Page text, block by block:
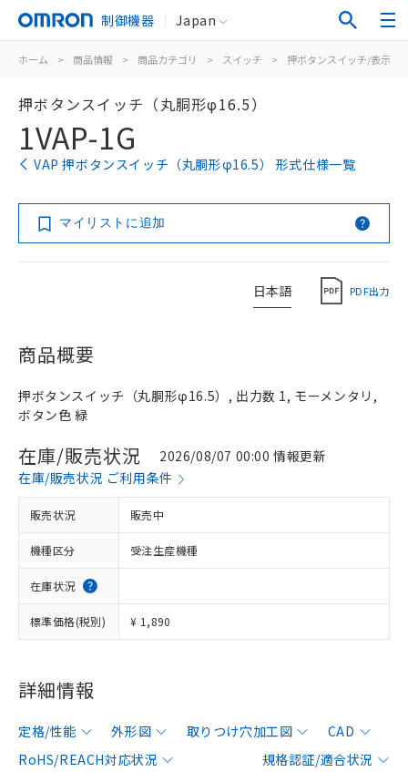
制御機器 Japan
ホーム > 商品情報 > 商品カテゴリ > スイッチ > 押ボタンスイッチ/表示灯
押ボタンスイッチ（丸胴形φ16.5）
1VAP-1G
VAP 押ボタンスイッチ（丸胴形φ16.5） 形式仕様一覧
マイリストに追加
日本語 PDF出力
商品概要
押ボタンスイッチ（丸胴形φ16.5）, 出力数 1, モーメンタリ,
ボタン色 緑
在庫/販売状況
2026/08/07 00:00 情報更新
在庫/販売状況 ご利用条件
販売状況 販売中
機種区分 受注生産機種
在庫状況
標準価格(税別) ¥ 1,890
詳細情報
定格/性能 外形図 取りつけ穴加工図
CAD
RoHS/REACH対応状況
規格認証/適合状況